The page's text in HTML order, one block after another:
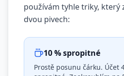
používám tyhle triky, který
dvou pivech:
10 % spropitné
Prostě posunu čárku. Účet